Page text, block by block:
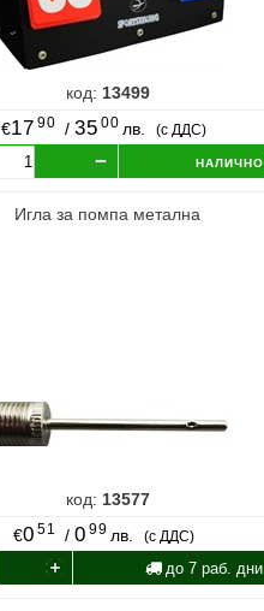
код: 13499
€17 90 / 35 00 лв. (с ДДС)
налично
Игла за помпа метална
код: 13577
€0 51 / 0 99 лв. (с ДДС)
до 7 раб. дни